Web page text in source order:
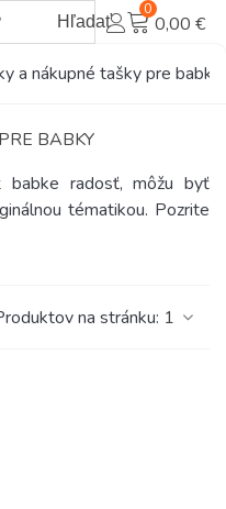
Hľadať
0
0,00 €
a nákupné tašky pre babky
BABKY
babke radosť, môžu byť
tématikou. Pozrite
na stránku: 1